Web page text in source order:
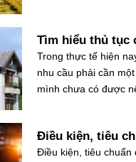
Tìm hiểu thủ tục
Trong thực tế hiện
nhu cầu phải cần
mình chưa có được
Điều kiện, tiêu
Điều kiện, tiêu